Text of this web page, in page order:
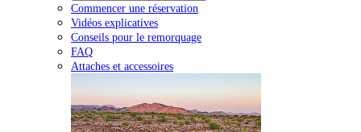
Commencer une réservation
Vidéos explicatives
Conseils pour le remorquage
FAQ
Attaches et accessoires